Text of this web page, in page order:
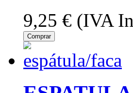
9,25 € (IVA
Comprar